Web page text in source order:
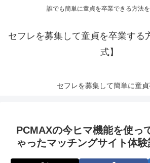
誰でも簡単に童貞を卒業できる方法を
セフレを募集して童貞を卒業する
式】
PCMAXの今ヒマ機能を使っ
ゃったマッチングサイト体